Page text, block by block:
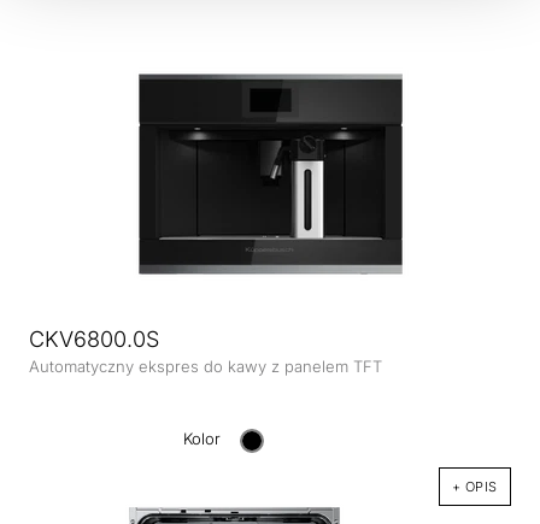
CKV6800.0S
Automatyczny ekspres do kawy z panelem TFT
Kolor
+ OPIS